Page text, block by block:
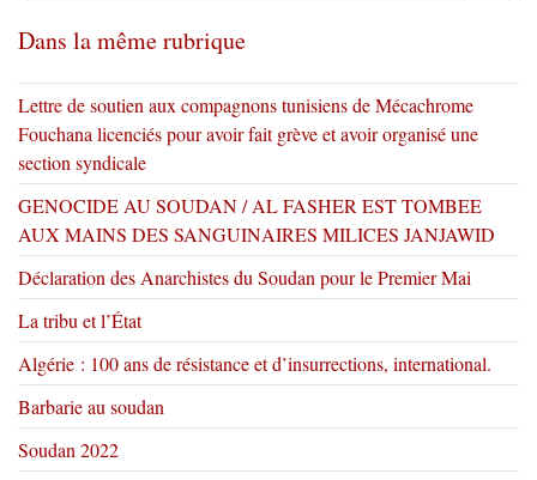
Dans la même rubrique
Lettre de soutien aux compagnons tunisiens de Mécachrome
Fouchana licenciés pour avoir fait grève et avoir organisé une
section syndicale
GENOCIDE AU SOUDAN / AL FASHER EST TOMBEE
AUX MAINS DES SANGUINAIRES MILICES JANJAWID
Déclaration des Anarchistes du Soudan pour le Premier Mai
La tribu et l’État
Algérie : 100 ans de résistance et d’insurrections, international.
Barbarie au soudan
Soudan 2022